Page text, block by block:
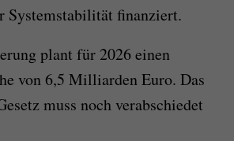
Systemstabilität finanziert.
plant für 2026 einen
von 6,5 Milliarden Euro. Das
muss noch verabschiedet